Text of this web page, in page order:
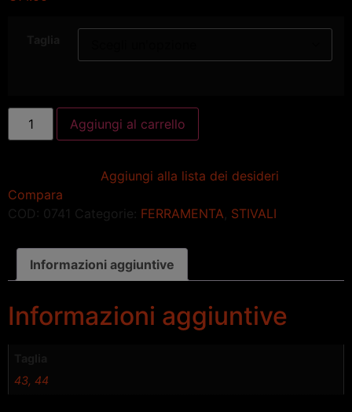
Aggiungi al carrello
Aggiungi alla lista dei desideri
Compara
COD: 0741 Categorie: FERRAMENTA STIVALI
Informazioni aggiuntive
Informazioni aggiuntive
43, 44